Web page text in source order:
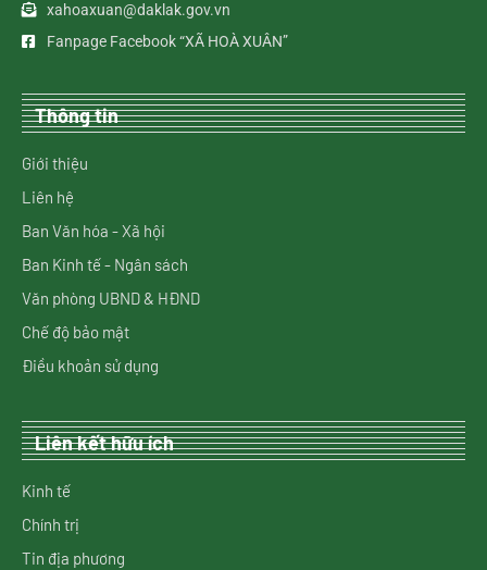
xahoaxuan@daklak.gov.vn
Fanpage Facebook “XÃ HOÀ XUÂN”
Thông tin
Giới thiệu
Liên hệ
Ban Văn hóa - Xã hội
Ban Kinh tế - Ngân sách
Văn phòng UBND & HĐND
Chế độ bảo mật
Điều khoản sử dụng
Liên kết hữu ích
Kinh tế
Chính trị
Tin địa phương